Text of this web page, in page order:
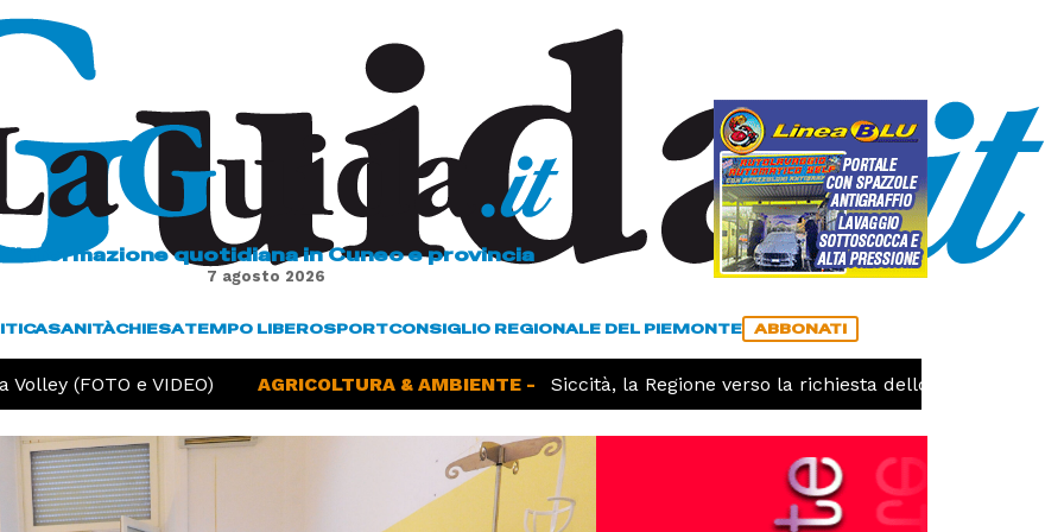
L'informazione quotidiana in Cuneo e provincia
7 agosto 2026
SANITÀCHIESATEMPO LIBEROSPORTCONSIGLIO REGIONALE DEL PIEMONTE ABBONATI
(FOTO e VIDEO) AGRICOLTURA & AMBIENTE - Siccità, la Regione verso la richiesta dello stato di